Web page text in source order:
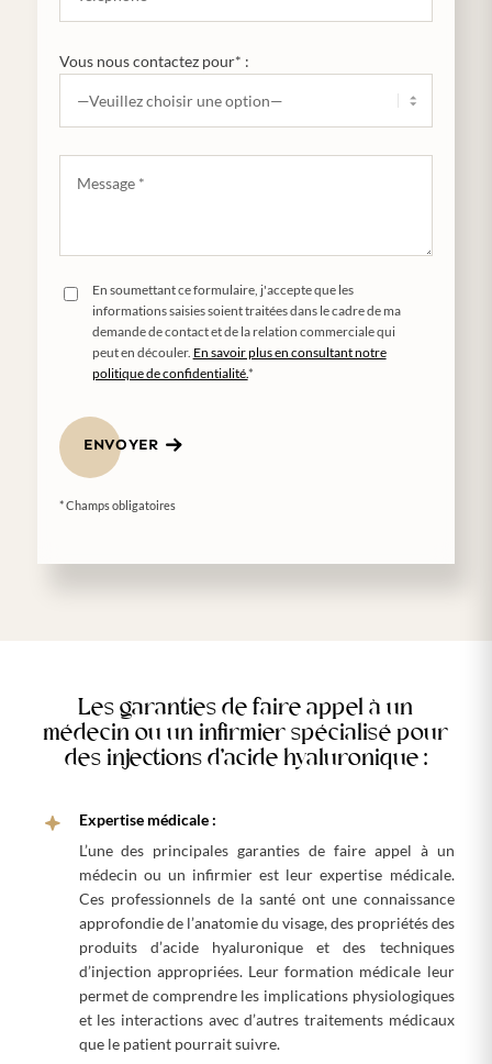
Vous nous contactez pour* :
En soumettant ce formulaire, j'accepte que les
informations saisies soient traitées dans le cadre de ma
demande de contact et de la relation commerciale qui
peut en découler. En savoir plus en consultant notre
politique de confidentialité.*
ENVOYER
* Champs obligatoires
Les garanties de faire appel à un
médecin ou un infirmier spécialisé pour
des injections d’acide hyaluronique :
Expertise médicale :
L’une des principales garanties de faire appel à un
médecin ou un infirmier est leur expertise médicale.
Ces professionnels de la santé ont une connaissance
approfondie de l’anatomie du visage, des propriétés des
produits d’acide hyaluronique et des techniques
d’injection appropriées. Leur formation médicale leur
permet de comprendre les implications physiologiques
et les interactions avec d’autres traitements médicaux
que le patient pourrait suivre.